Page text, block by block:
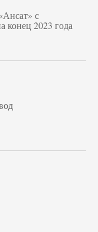
с
конец 2023 года